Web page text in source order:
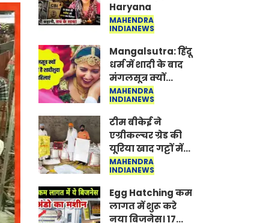
Haryana
MAHENDRA
INDIANEWS
Mangalsutra: हिंदू
धर्म में शादी के बाद
मंगलसूत्र क्यों
पहनती है महिलाएं,
किसने शुरु की ये
परंपरा
MAHENDRA
INDIANEWS
टीम बीकेई ने
एग्रीकल्चर ग्रेड की
यूरिया खाद गट्टों में
बदलकर टेक्निकल
ग्रेड में बेचने वालों पर
करवाई कार्रवाई:
लखविंदर सिंह
औलख
MAHENDRA
INDIANEWS
Egg Hatching कम
लागत में शुरू करे
नया बिजनेस। 17